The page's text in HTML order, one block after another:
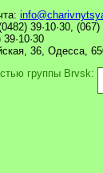
39·10·30, (067)
36, Одесса,
группы Brvsk: